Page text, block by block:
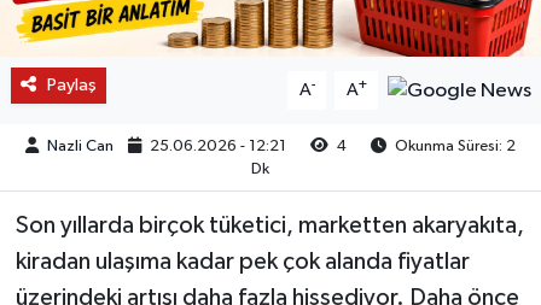
Paylaş A- A+
Nazli Can 25.06.2026 - 12:21 4
Okunma Süresi: 2
Dk
Son yıllarda birçok tüketici, marketten akaryakıta,
kiradan ulaşıma kadar pek çok alanda fiyatlar
üzerindeki artışı daha fazla hissediyor. Daha önce